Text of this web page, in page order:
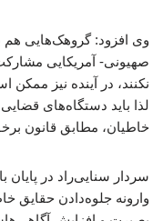
وی افزود: گروهک‌هایی هم
صهیونی- آمریکایی
نکنند، در آینده نیز ممکن
لذا باید دستگاه‌های
خاطیان، مطابق قانون
سردار سنایی‌راد در
وارونه جلوه‌دادن حقایق